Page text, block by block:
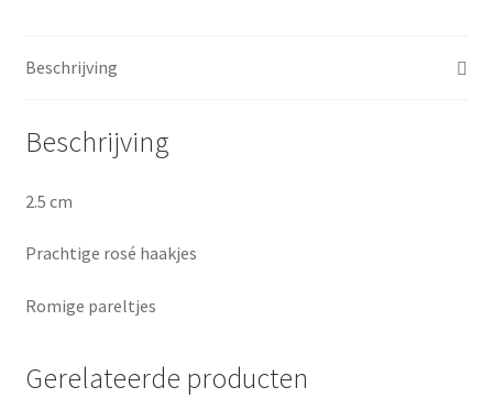
Beschrijving
Beschrijving
2.5 cm
Prachtige rosé haakjes
Romige pareltjes
Gerelateerde producten